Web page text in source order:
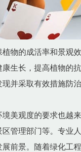
物的成活率和景观
康生长，提高植物的
并采取有效措施防
美观度的要求也越
管理部门等。专业
前景。随着绿化工